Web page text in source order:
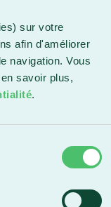
sur votre
afin d'améliorer
navigation. Vous
savoir plus,
.
en
occasion
dans toute sa
des
la page
Facebook